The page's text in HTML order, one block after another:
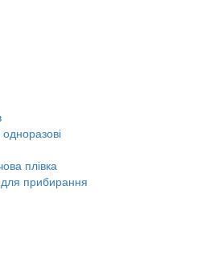
плівка
для прибирання